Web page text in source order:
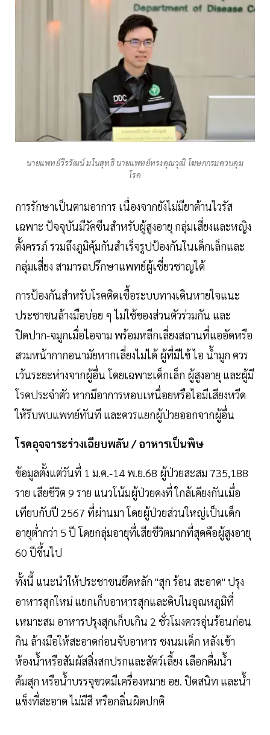
นายแพทย์วีรวัฒน์ มโนสุทธิ นายแพทย์ทรงคุณวุฒิ โฆษกกรมควบคุม
โรค
การรักษาเป็นตามอาการ เนื่องจากยังไม่มียาต้านไวรัส
เฉพาะ ปัจจุบันมีวัคซีนสำหรับผู้สูงอายุ กลุ่มเสี่ยงและหญิง
ตั้งครรภ์ รวมถึงภูมิคุ้มกันสำเร็จรูปป้องกันในเด็กเล็กและ
กลุ่มเสี่ยง สามารถปรึกษาแพทย์ผู้เชี่ยวชาญได้
การป้องกันสำหรับโรคติดเชื้อระบบทางเดินหายใจแนะ
ประชาชนล้างมือบ่อย ๆ ไม่ใช้ของส่วนตัวร่วมกัน และ
ปิดปาก-จมูกเมื่อไอจาม พร้อมหลีกเลี่ยงสถานที่แออัดหรือ
สวมหน้ากากอนามัยหากเลี่ยงไม่ได้ ผู้ที่มีไข้ ไอ น้ำมูก ควร
เว้นระยะห่างจากผู้อื่น โดยเฉพาะเด็กเล็ก ผู้สูงอายุ และผู้มี
โรคประจำตัว หากมีอาการหอบเหนื่อยหรือไอมีเสียงหวีด
ให้รีบพบแพทย์ทันที และควรแยกผู้ป่วยออกจากผู้อื่น
โรคอุจจาระร่วงเฉียบพลัน / อาหารเป็นพิษ
ข้อมูลตั้งแต่วันที่ 1 ม.ค.-14 พ.ย.68 ผู้ป่วยสะสม 735,188
ราย เสียชีวิต 9 ราย แนวโน้มผู้ป่วยคงที่ ใกล้เคียงกันเมื่อ
เทียบกับปี 2567 ที่ผ่านมา โดยผู้ป่วยส่วนใหญ่เป็นเด็ก
อายุต่ำกว่า 5 ปี โดยกลุ่มอายุที่เสียชีวิตมากที่สุดคือผู้สูงอายุ
60 ปีขึ้นไป
ทั้งนี้ แนะนำให้ประชาชนยึดหลัก "สุก ร้อน สะอาด" ปรุง
อาหารสุกใหม่ แยกเก็บอาหารสุกและดิบในอุณหภูมิที่
เหมาะสม อาหารปรุงสุกเก็บเกิน 2 ชั่วโมงควรอุ่นร้อนก่อน
กิน ล้างมือให้สะอาดก่อนจับอาหาร ชงนมเด็ก หลังเข้า
ห้องน้ำหรือสัมผัสสิ่งสกปรกและสัตว์เลี้ยง เลือกดื่มน้ำ
ต้มสุก หรือน้ำบรรจุขวดมีเครื่องหมาย อย. ปิดสนิท และน้ำ
แข็งที่สะอาด ไม่มีสี หรือกลิ่นผิดปกติ